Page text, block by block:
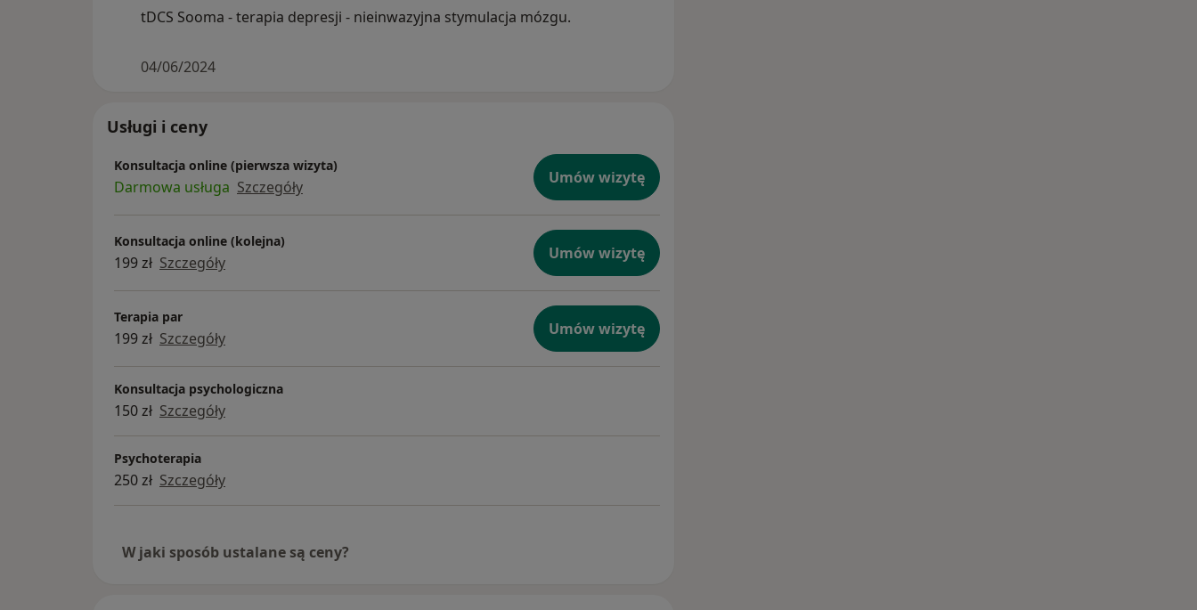
tDCS Sooma - terapia depresji - nieinwazyjna stymulacja mózgu.
04/06/2024
Usługi i ceny
Konsultacja online (pierwsza wizyta)
Darmowa usługa Szczegóły Umów wizytę
Konsultacja online (kolejna)
199 zł Szczegóły Umów wizytę
Terapia par
199 zł Szczegóły Umów wizytę
Konsultacja psychologiczna
150 zł Szczegóły
Psychoterapia
250 zł Szczegóły
W jaki sposób ustalane są ceny?